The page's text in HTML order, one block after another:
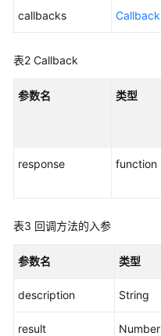
户
——
音
入
户
入
网
版
callbacks Callback
表2 Callback
参数名 类型
response function
表3 回调方法的入参
参数名 类型
description String
result Number